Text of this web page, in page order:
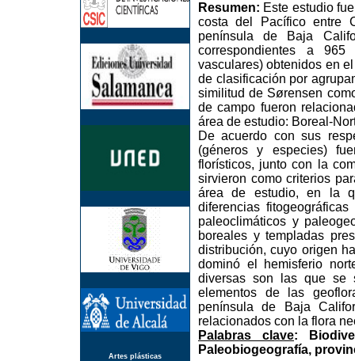
Artes plásticas
Resumen: Este estudio
costa del Pacífico entre
península de Baja
correspondientes a 965
vasculares) obtenidos en
de clasificación por
similitud de Sørensen
de campo fueron
área de estudio: Boreal-
De acuerdo con sus
(géneros y especies)
florísticos, junto con la
sirvieron como criterios
área de estudio, en la
diferencias
paleoclimáticos y
boreales y templadas
distribución, cuyo origen
dominó el hemisferio
diversas son las que se
elementos de las
península de Baja
relacionados con la flora
Palabras clave:
Paleobiogeografía,